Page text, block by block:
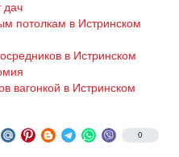
дач
потолкам в Истринском
в Истринском
вагонкой в Истринском
0